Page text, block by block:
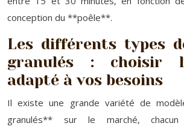
conception du **poêle**.
Les différents types
granulés : choisir
adapté à vos besoins
Il existe une grande variété de
granulés** sur le marché,